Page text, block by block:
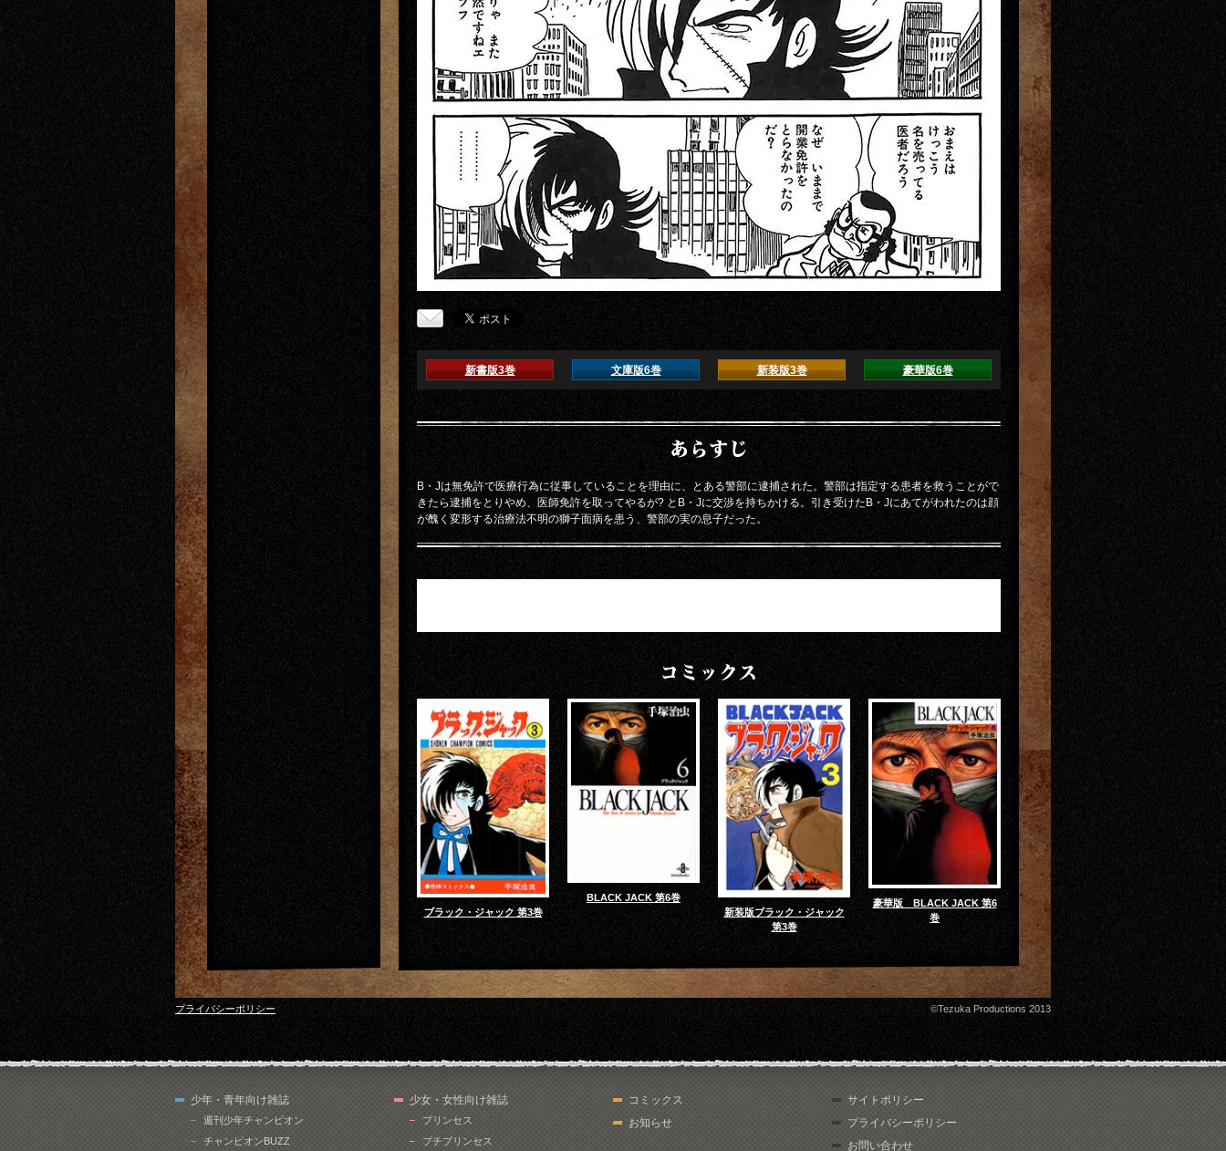
新書版3巻 文庫版6巻 新装版3巻 豪華版6巻
B・Jは無免許で医療行為に従事していることを理由に、とある警部に逮捕された。警部は指定する患者を救うことがで
きたら逮捕をとりやめ、医師免許を取ってやるが? とB・Jに交渉を持ちかける。引き受けたB・Jにあてがわれたのは顔
が醜く変形する治療法不明の獅子面病を患う、警部の実の息子だった。
コミックス
ブラック・ジャック 第3巻
BLACK JACK 第6巻
新装版ブラック・ジャック
第3巻
豪華版 BLACK JACK 第6
巻
プライバシーポリシー ©Tezuka Productions 2013
少年・青年向け雑誌
週刊少年チャンピオン
チャンピオンBUZZ
少女・女性向け雑誌
プリンセス
プチプリンセス
コミックス
お知らせ
サイトポリシー
プライバシーポリシー
お問い合わせ